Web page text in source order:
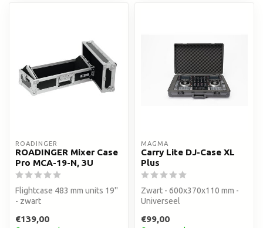
ROADINGER
ROADINGER Mixer Case
Pro MCA-19-N, 3U
Flightcase 483 mm units 19''
- zwart
€139,00
MAGMA
Carry Lite DJ-Case XL
Plus
Zwart - 600x370x110 mm -
Universeel
€99,00